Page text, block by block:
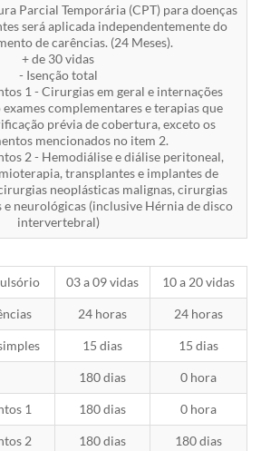
Parcial Temporária (CPT) para doenças
será aplicada independentemente do
de carências. (24 Meses).
+ de 30 vidas
- Isenção total
1 - Cirurgias em geral e internações
complementares e terapias que
prévia de cobertura, exceto os
mencionados no item 2.
2 - Hemodiálise e diálise peritoneal,
transplantes e implantes de
neoplásticas malignas, cirurgias
e neurológicas (inclusive Hérnia de disco
intervertebral)
03 a 09 vidas 10 a 20 vidas
24 horas 24 horas
15 dias 15 dias
180 dias 0 hora
1 180 dias 0 hora
2 180 dias 180 dias